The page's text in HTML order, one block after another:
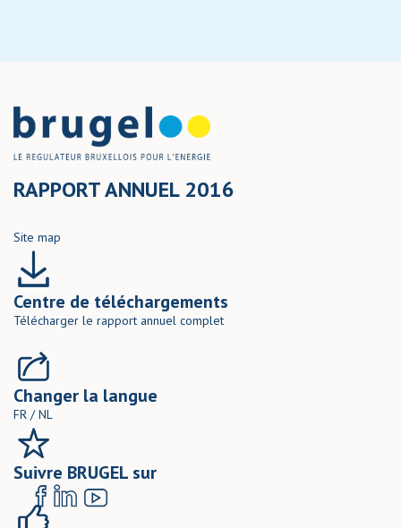
RAPPORT ANNUEL 2016
Site map
Centre de téléchargements
Télécharger le rapport annuel complet
Changer la langue
FR /NL
Suivre BRUGEL sur